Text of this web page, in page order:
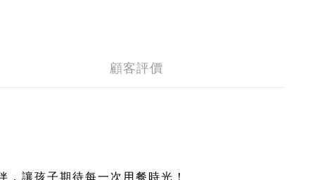
顧客評價
讓孩子期待每一次用餐時光！